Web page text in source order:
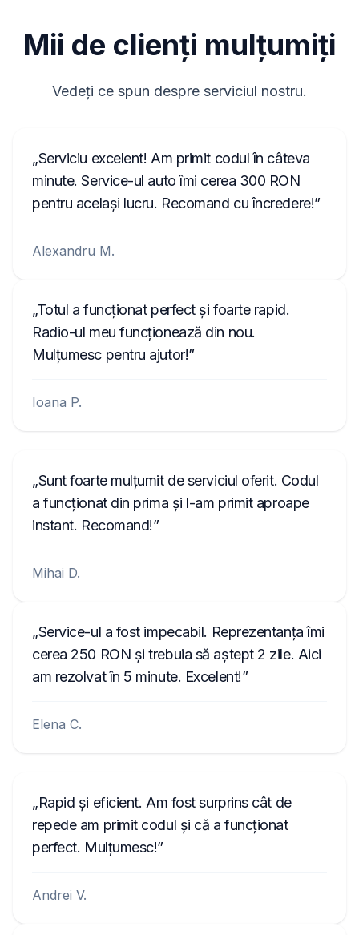
90145
АЗС023142000100003534
1023R123456
Mii de clienți mulțumiți
Vedeți ce spun despre serviciul nostru.
Serviciu excelent! Am primit codul în câteva
minute. Service-ul auto îmi cerea 300 RON
pentru același lucru. Recomand cu încredere!
Alexandru M.
Totul a funcționat perfect și foarte rapid.
Radio-ul meu funcționează din nou.
Mulțumesc pentru ajutor!
Ioana P.
Sunt foarte mulțumit de serviciul oferit. Codul
a funcționat din prima și l-am primit aproape
instant. Recomand!
Mihai D.
Service-ul a fost impecabil. Reprezentanța îmi
cerea 250 RON și trebuia să aștept 2 zile. Aici
am rezolvat în 5 minute. Excelent!
Elena C.
Rapid și eficient. Am fost surprins cât de
repede am primit codul și că a funcționat
perfect. Mulțumesc!
Andrei V.